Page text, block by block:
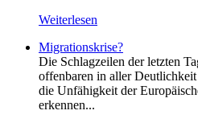
Weiterlesen
Migrationskrise?
Die Schlagzeilen der letzten
offenbaren in aller
die Unfähigkeit der
erkennen...